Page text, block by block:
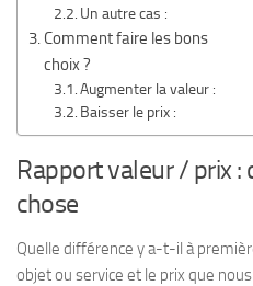
Un autre cas :
Comment faire les bons
choix ?
Augmenter la valeur :
Baisser le prix :
Rapport valeur / prix :
chose
Quelle différence y a-t-il à
objet ou service et le prix que nous